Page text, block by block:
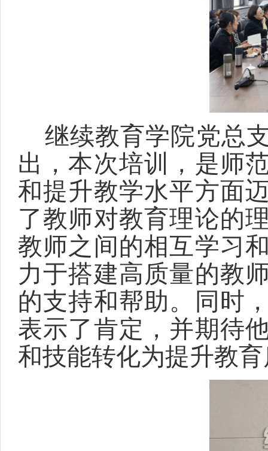
继续教育学院党总
出，本次培训，是师
和提升教学水平方面
了教师对教育理论的
教师之间的相互学习
力于搭建高质量的教
的支持和帮助。同时
表示了肯定，并期待
和技能转化为提升教